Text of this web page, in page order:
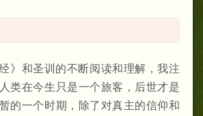
》和圣训的不断阅读和理解，我注
类在今生只是一个旅客，后世才是
的一个时期，除了对真主的信仰和